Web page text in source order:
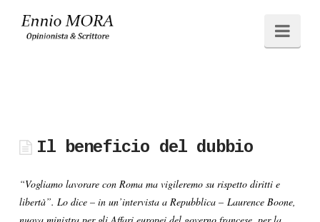
Ennio
Il beneficio del dubbio
“Vogliamo lavorare con Roma ma vigileremo su rispetto diritti e
libertà”. Lo dice – in un’intervista a Repubblica – Laurence Boone,